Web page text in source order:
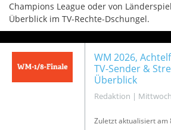
Champions League oder von
Überblick im TV-Rechte-Dschungel.
WM 2026,
TV-Sender &
Überblick
Redaktion |
Zuletzt aktualisiert am